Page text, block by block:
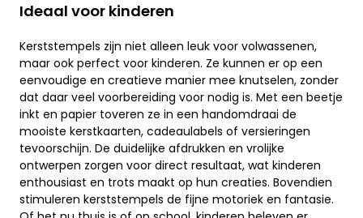
Ideaal voor kinderen
Kerststempels zijn niet alleen leuk voor volwassenen,
maar ook perfect voor kinderen. Ze kunnen er op een
eenvoudige en creatieve manier mee knutselen, zonder
dat daar veel voorbereiding voor nodig is. Met een beetje
inkt en papier toveren ze in een handomdraai de
mooiste kerstkaarten, cadeaulabels of versieringen
tevoorschijn. De duidelijke afdrukken en vrolijke
ontwerpen zorgen voor direct resultaat, wat kinderen
enthousiast en trots maakt op hun creaties. Bovendien
stimuleren kerststempels de fijne motoriek en fantasie.